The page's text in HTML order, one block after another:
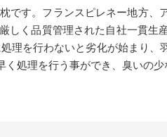
です。フランスピレネー地方、
く品質管理された自社一貫生
理を行わないと劣化が始まり、
処理を行う事ができ、臭いの少